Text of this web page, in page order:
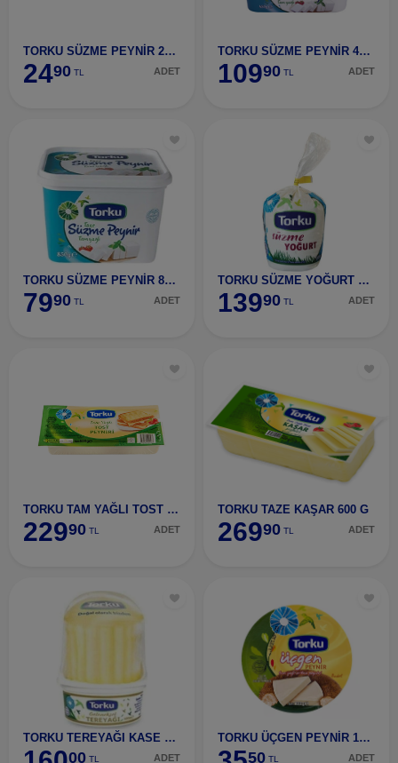
TORKU SÜZME PEYNİR 200 GR
2490 TL ADET
TORKU SÜZME PEYNİR 450 GR
10990 TL ADET
TORKU SÜZME PEYNİR 850 G
7990 TL ADET
TORKU SÜZME YOĞURT 900 G
13990 TL ADET
TORKU TAM YAĞLI TOST PEYNİRİ 600 G
22990 TL ADET
TORKU TAZE KAŞAR 600 G
26990 TL ADET
TORKU TEREYAĞI KASE 250 G
00 TL ADET
TORKU ÜÇGEN PEYNİR 12,5 GR
50 TL ADET